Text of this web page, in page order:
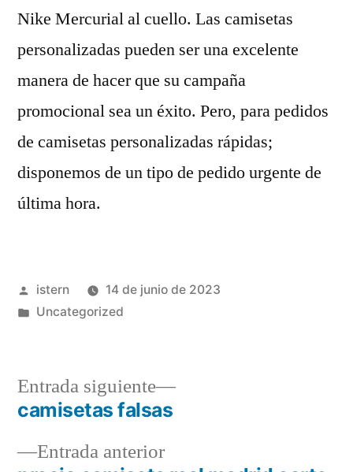
Nike Mercurial al cuello. Las camisetas
personalizadas pueden ser una excelente
manera de hacer que su campaña
promocional sea un éxito. Pero, para pedidos
de camisetas personalizadas rápidas;
disponemos de un tipo de pedido urgente de
última hora.
Publicado
por
istern
14 de junio de 2023
Publicado
Uncategorized
Navegación
deEntrada anteriorEntrada
Entrada siguiente
Entrada
camisetas falsas